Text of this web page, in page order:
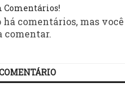
Comentários!
há comentários, mas
comentar.